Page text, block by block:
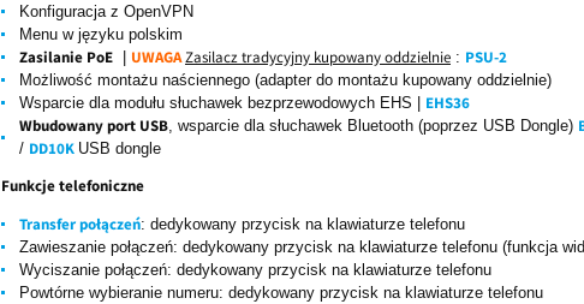
Konfiguracja z OpenVPN
Menu w języku polskim
Zasilanie PoE | UWAGAZasilacz tradycyjny kupowany oddzielnie : PSU-2
Możliwość montażu naściennego (adapter do montażu kupowany oddzielnie)
Wsparcie dla modułu słuchawek bezprzewodowych EHS | EHS36
Wbudowany port USB , wsparcie dla słuchawek Bluetooth (poprzez USB Dongle)
/ DD10K USB dongle
Funkcje telefoniczne
Transfer połączeń: dedykowany przycisk na klawiaturze telefonu
Zawieszanie połączeń: dedykowany przycisk na klawiaturze telefonu (funkcja
Wyciszanie połączeń: dedykowany przycisk na klawiaturze telefonu
Powtórne wybieranie numeru: dedykowany przycisk na klawiaturze telefonu